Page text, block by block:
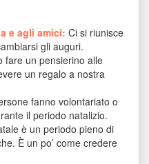
e agli amici: Ci si riunisce
gli auguri.
fare un pensierino alle
un regalo a nostra
fanno volontariato o
il periodo natalizio.
è un periodo pieno di
È un po’ come credere